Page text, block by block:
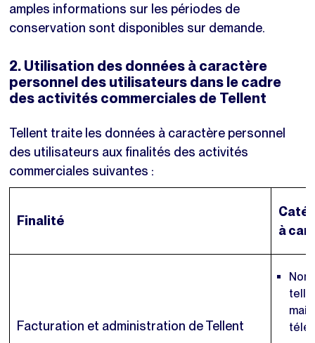
amples informations sur les périodes de
conservation sont disponibles sur demande.
2. Utilisation des données à caractère
personnel des utilisateurs dans le cadre
des activités commerciales de Tellent
Tellent traite les données à caractère personnel
des utilisateurs aux finalités des activités
commerciales suivantes :
Finalité
à
Facturation et administration de Tellent
mail